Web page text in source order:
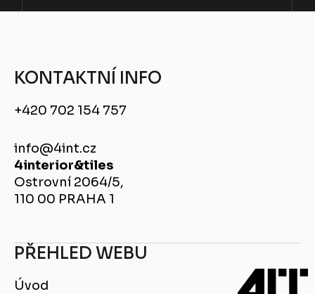
KONTAKTNÍ INFO
+420 702 154 757
info@4int.cz
4interior&tiles
Ostrovní 2064/5,
110 00 PRAHA 1
PŘEHLED WEBU
Úvod